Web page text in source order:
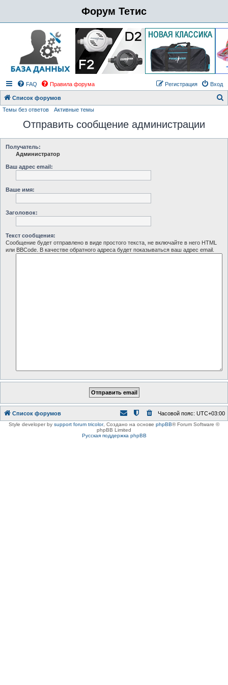
Форум Тетис
FAQ Правила форума Вход
Регистрация
Список форумов
Темы без ответов Активные темы
Отправить сообщение администрации
Получатель:
Администратор
Ваш адрес email:
Ваше имя:
Заголовок:
Текст сообщения:
Сообщение будет отправлено в виде простого текста, не включайте в него HTML
или BBCode. В качестве обратного адреса будет показываться ваш адрес email.
Список форумов Часовой пояс: UTC+03:00
Style developer by support forum tricolor, Создано на основе phpBB® Forum Software ©
phpBB Limited
Русская поддержка phpBB